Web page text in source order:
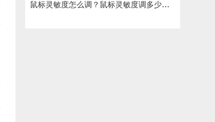
鼠标灵敏度怎么调？鼠标灵敏度调多少合适？